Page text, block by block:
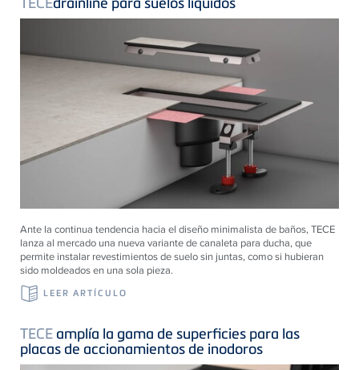
Ante la continua tendencia hacia el diseño minimalista de baños, TECE
lanza al mercado una nueva variante de canaleta para ducha, que
permite instalar revestimientos de suelo sin juntas, como si hubieran
sido moldeados en una sola pieza.
LEER ARTÍCULO
TECE amplía la gama de superficies para las
placas de accionamientos de inodoros